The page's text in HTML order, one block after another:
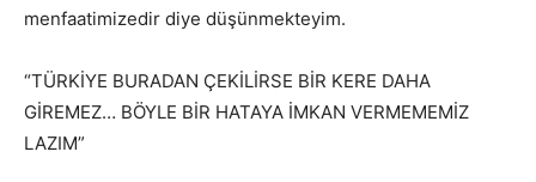
menfaatimizedir diye düşünmekteyim.
“TÜRKİYE BURADAN ÇEKİLİRSE BİR KERE DAHA
GİREMEZ… BÖYLE BİR HATAYA İMKAN VERMEMEMİZ
LAZIM”